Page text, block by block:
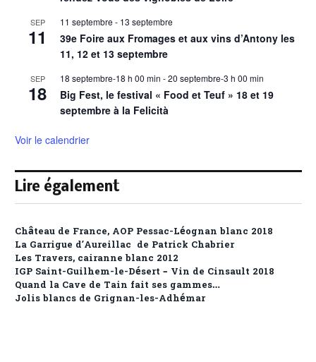
SEP
11
11 septembre - 13 septembre
39e Foire aux Fromages et aux vins d’Antony les
11, 12 et 13 septembre
SEP
18
18 septembre-18 h 00 min -20 septembre-3 h 00 min
Big Fest, le festival « Food et Teuf » 18 et 19
septembre à la Felicità
Voir le calendrier
Lire également
Château de France, AOP Pessac-Léognan blanc 2018
La Garrigue d’Aureillac de Patrick Chabrier
Les Travers, cairanne blanc 2012
IGP Saint-Guilhem-le-Désert – Vin de Cinsault 2018
Quand la Cave de Tain fait ses gammes…
Jolis blancs de Grignan-les-Adhémar